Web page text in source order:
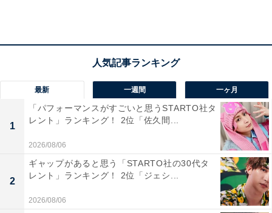
最新 一週間 一ヶ月
1
「パフォーマンスがすごいと思うSTARTO社タ
レント」ランキング！ 2位「佐久間...
2026/08/06
2
ギャップがあると思う「STARTO社の30代タ
レント」ランキング！ 2位「ジェシ...
2026/08/06